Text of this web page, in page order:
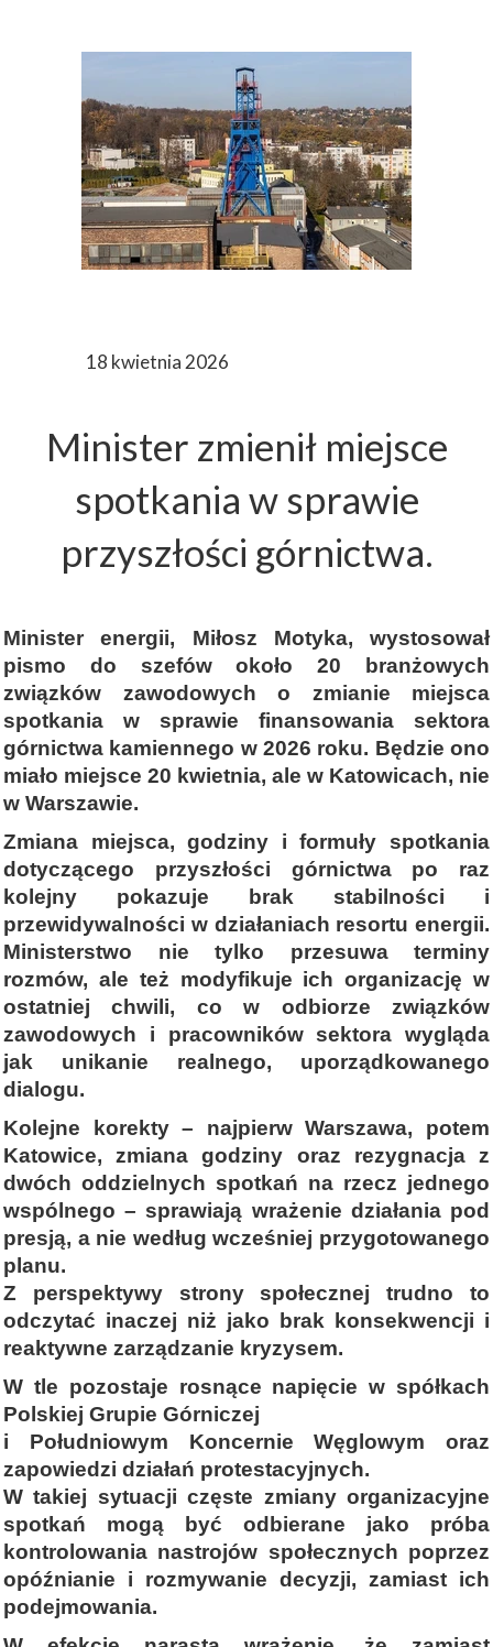
18 kwietnia 2026
Minister zmienił miejsce
spotkania w sprawie
przyszłości górnictwa.
Minister energii, Miłosz Motyka, wystosował
pismo do szefów około 20 branżowych
związków zawodowych o zmianie miejsca
spotkania w sprawie finansowania sektora
górnictwa kamiennego w 2026 roku. Będzie ono
miało miejsce 20 kwietnia, ale w Katowicach, nie
w Warszawie.
Zmiana miejsca, godziny i formuły spotkania
dotyczącego przyszłości górnictwa po raz
kolejny pokazuje brak stabilności i
przewidywalności w działaniach resortu energii.
Ministerstwo nie tylko przesuwa terminy
rozmów, ale też modyfikuje ich organizację w
ostatniej chwili, co w odbiorze związków
zawodowych i pracowników sektora wygląda
jak unikanie realnego, uporządkowanego
dialogu.
Kolejne korekty – najpierw Warszawa, potem
Katowice, zmiana godziny oraz rezygnacja z
dwóch oddzielnych spotkań na rzecz jednego
wspólnego – sprawiają wrażenie działania pod
presją, a nie według wcześniej przygotowanego
planu.
Z perspektywy strony społecznej trudno to
odczytać inaczej niż jako brak konsekwencji i
reaktywne zarządzanie kryzysem.
W tle pozostaje rosnące napięcie w spółkach
Polskiej Grupie Górniczej
i Południowym Koncernie Węglowym oraz
zapowiedzi działań protestacyjnych.
W takiej sytuacji częste zmiany organizacyjne
spotkań mogą być odbierane jako próba
kontrolowania nastrojów społecznych poprzez
opóźnianie i rozmywanie decyzji, zamiast ich
podejmowania.